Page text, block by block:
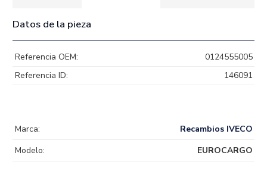
Datos de la pieza
Referencia OEM:
0124555005
Referencia ID:
146091
Marca:
Recambios IVECO
Modelo:
EUROCARGO